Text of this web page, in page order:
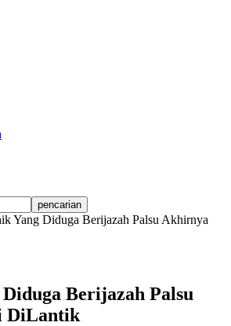
Yang Diduga Berijazah Palsu Akhirnya
Berijazah Palsu
DiLantik